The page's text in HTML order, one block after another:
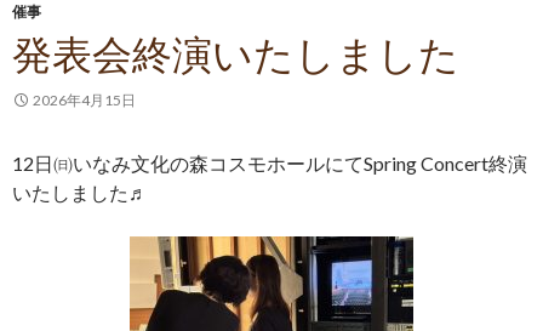
催事
発表会終演いたしました
2026年4月15日
12日㈰いなみ文化の森コスモホールにてSpring Concert終演
いたしました♬